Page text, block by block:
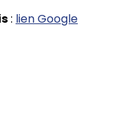
: lien Google